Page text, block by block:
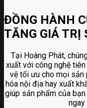
ĐỒNG HÀNH
TĂNG GIÁ TRỊ
Tại Hoàng Phát,
xuất với công nghệ
vệ tối ưu cho mọi sản
hóa nội địa hay xuất
giúp sản phẩm của
ngay